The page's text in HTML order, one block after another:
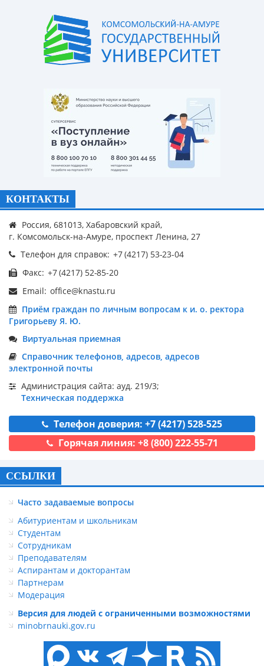
КОНТАКТЫ
Россия, 681013, Хабаровский край,
г. Комсомольск-на-Амуре, проспект Ленина, 27
Телефон для справок:
Факс:
Email:
Приём граждан по личным вопросам к и. о. ректора
Григорьеву Я. Ю.
Виртуальная приемная
Справочник телефонов, адресов, адресов
электронной почты
Администрация сайта: ауд. 219/3;
Техническая поддержка
Телефон доверия: +7 (4217) 528-525
Горячая линия: +8 (800) 222-55-71
ССЫЛКИ
Часто задаваемые вопросы
Абитуриентам и школьникам
Студентам
Сотрудникам
Преподавателям
Аспирантам и докторантам
Партнерам
Модерация
Версия для людей с ограниченными возможностями
minobrnauki.gov.ru